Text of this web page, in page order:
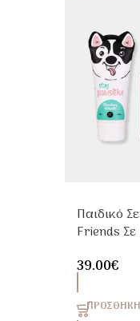
Παιδικό
Friends
Gel
39.00€